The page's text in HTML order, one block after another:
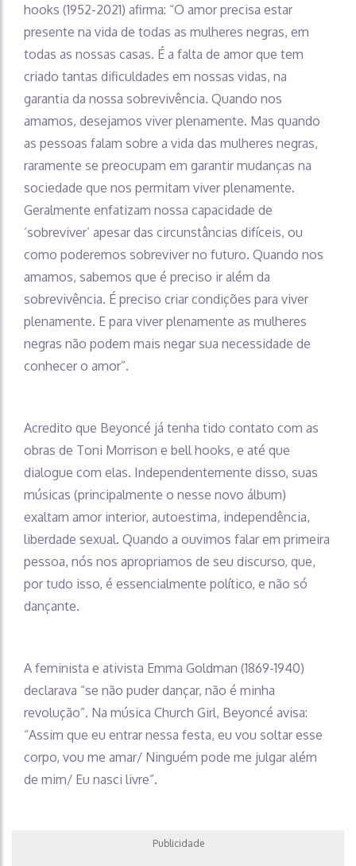
hooks (1952-2021) afirma: “O amor precisa estar
presente na vida de todas as mulheres negras, em
todas as nossas casas. É a falta de amor que tem
criado tantas dificuldades em nossas vidas, na
garantia da nossa sobrevivência. Quando nos
amamos, desejamos viver plenamente. Mas quando
as pessoas falam sobre a vida das mulheres negras,
raramente se preocupam em garantir mudanças na
sociedade que nos permitam viver plenamente.
Geralmente enfatizam nossa capacidade de
‘sobreviver’ apesar das circunstâncias difíceis, ou
como poderemos sobreviver no futuro. Quando nos
amamos, sabemos que é preciso ir além da
sobrevivência. É preciso criar condições para viver
plenamente. E para viver plenamente as mulheres
negras não podem mais negar sua necessidade de
conhecer o amor”.
Acredito que Beyoncé já tenha tido contato com as
obras de Toni Morrison e bell hooks, e até que
dialogue com elas. Independentemente disso, suas
músicas (principalmente o nesse novo álbum)
exaltam amor interior, autoestima, independência,
liberdade sexual. Quando a ouvimos falar em primeira
pessoa, nós nos apropriamos de seu discurso, que,
por tudo isso, é essencialmente político, e não só
dançante.
A feminista e ativista Emma Goldman (1869-1940)
declarava “se não puder dançar, não é minha
revolução”. Na música Church Girl, Beyoncé avisa:
“Assim que eu entrar nessa festa, eu vou soltar esse
corpo, vou me amar/ Ninguém pode me julgar além
de mim/ Eu nasci livre”.
Publicidade